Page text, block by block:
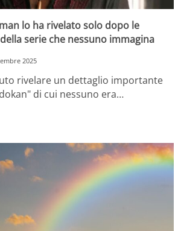
lo ha rivelato solo dopo le
serie che nessuno immagina
2025
rivelare un dettaglio importante
di cui nessuno era…